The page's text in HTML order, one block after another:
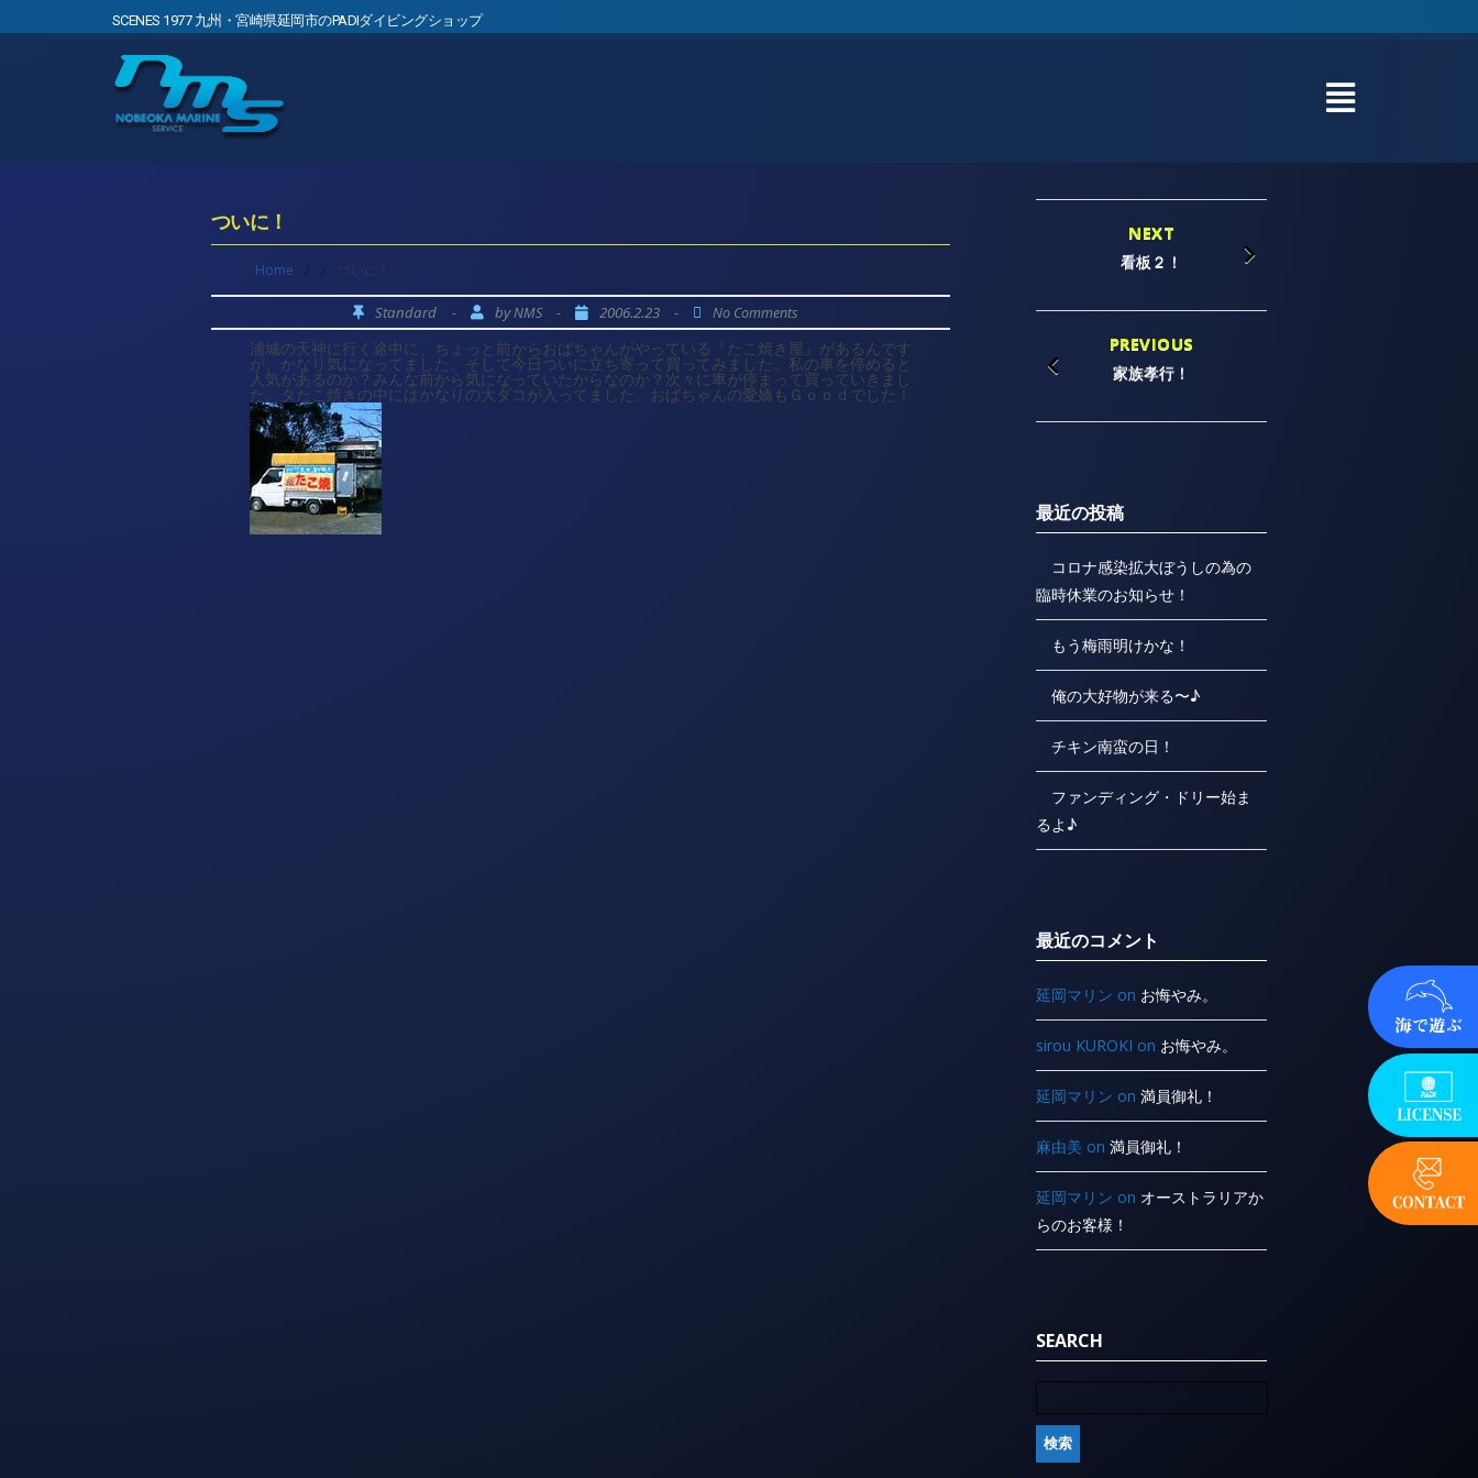
SCENES 1977 九州・宮崎県延岡市のPADIダイビングショップ
ついに！
Home / / ついに！
Standard - byNMS - 2006.2.23 - No Comments
浦城の天神に行く途中に、ちょっと前からおばちゃんがやっている『たこ焼き屋』があるんです
が、かなり気になってました。そして今日ついに立ち寄って買ってみました。私の車を停めると
人気があるのか？みんな前から気になっていたからなのか？次々に車が停まって買っていきまし
た。タたこ焼きの中にはかなりの大ダコが入ってました。おばちゃんの愛嬌もＧｏｏｄでした！
NEXT
看板２！
PREVIOUS
家族孝行！
最近の投稿
コロナ感染拡大ぼうしの為の
臨時休業のお知らせ！
もう梅雨明けかな！
俺の大好物が来る〜♪
チキン南蛮の日！
ファンディング・ドリー始ま
るよ♪
最近のコメント
延岡マリン on お悔やみ。
sirou KUROKI on お悔やみ。
延岡マリン on満員御礼！
麻由美 on満員御礼！
延岡マリン on オーストラリアか
らのお客様！
SEARCH